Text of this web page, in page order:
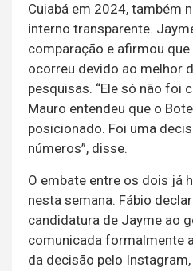
Cuiabá em 2024, também
interno transparente.
comparação e afirmou
ocorreu devido ao melhor
pesquisas. “Ele só não foi
Mauro entendeu que o
posicionado. Foi uma
números”, disse.
O embate entre os dois já
nesta semana. Fábio
candidatura de Jayme ao
comunicada formalmente
da decisão pelo